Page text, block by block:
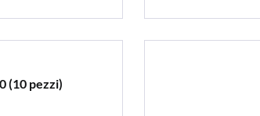
(10 pezzi)